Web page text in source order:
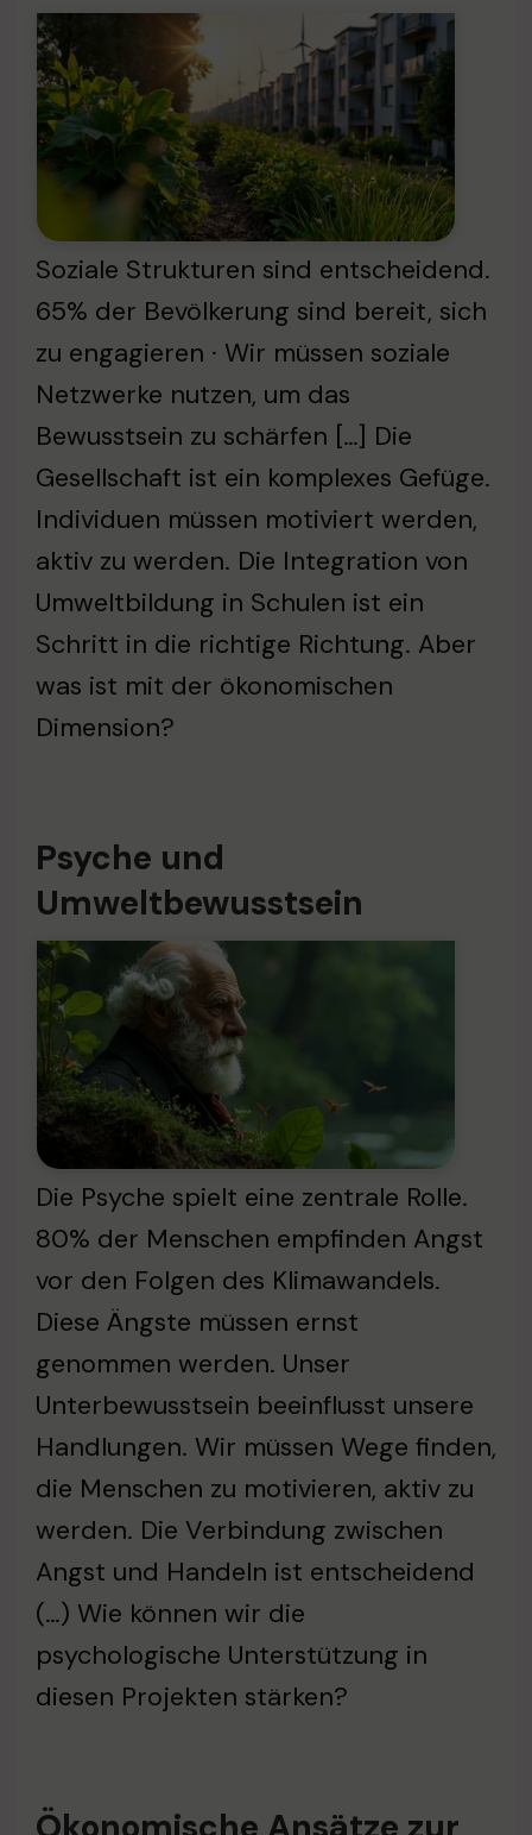
Soziale Strukturen sind entscheidend.
65% der Bevölkerung sind bereit, sich
zu engagieren · Wir müssen soziale
Netzwerke nutzen, um das
Bewusstsein zu schärfen […] Die
Gesellschaft ist ein komplexes Gefüge.
Individuen müssen motiviert werden,
aktiv zu werden. Die Integration von
Umweltbildung in Schulen ist ein
Schritt in die richtige Richtung. Aber
was ist mit der ökonomischen
Dimension?
Psyche und
Umweltbewusstsein
Die Psyche spielt eine zentrale Rolle.
80% der Menschen empfinden Angst
vor den Folgen des Klimawandels.
Diese Ängste müssen ernst
genommen werden. Unser
Unterbewusstsein beeinflusst unsere
Handlungen. Wir müssen Wege finden,
die Menschen zu motivieren, aktiv zu
werden. Die Verbindung zwischen
Angst und Handeln ist entscheidend
(…) Wie können wir die
psychologische Unterstützung in
diesen Projekten stärken?